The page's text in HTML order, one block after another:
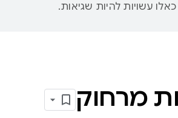
עשויות להיות שגיאות.
מרחוק